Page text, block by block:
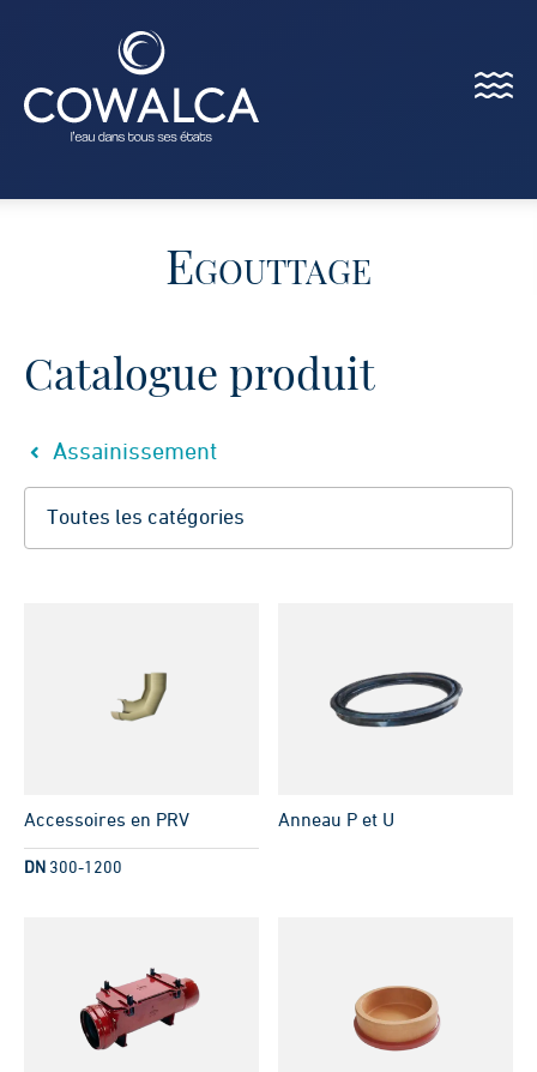
Menu
Egouttage
Catalogue produit
Assainissement
Accessoires en PRV
DN 300-1200
Anneau P et U